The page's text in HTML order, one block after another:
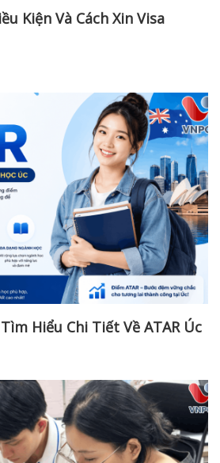
Kiện Và Cách Xin Visa
Hiểu Chi Tiết Về ATAR Úc